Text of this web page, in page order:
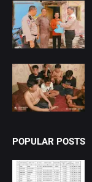
POPULAR POSTS